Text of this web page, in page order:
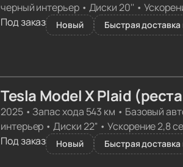
черный интерьер• Диски 20'' •
Под заказ
Новый Быстрая доставка
Tesla Model X Plaid
2025• Запас хода 543 км • Базовый
интерьер •Диски 22'' •Ускорение 2,8
Под заказ
Новый Быстрая доставка